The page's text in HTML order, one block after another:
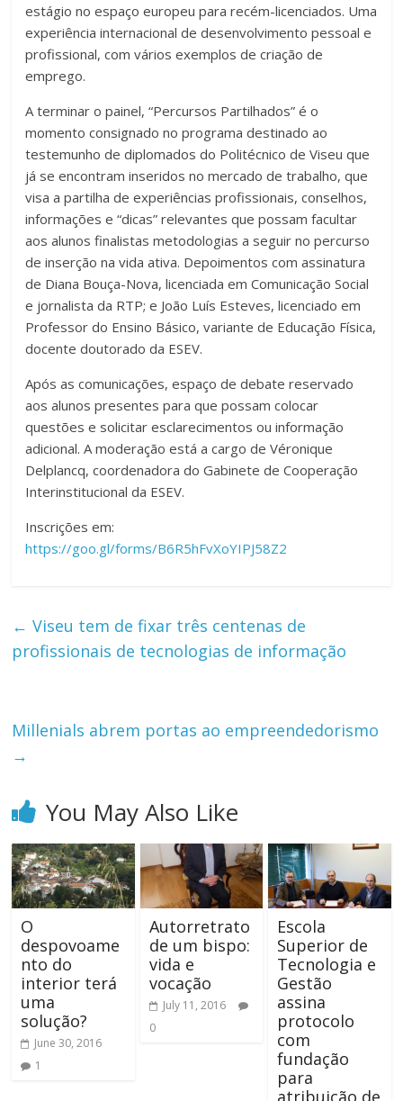
estágio no espaço europeu para recém-licenciados. Uma
experiência internacional de desenvolvimento pessoal e
profissional, com vários exemplos de criação de
emprego.
A terminar o painel, “Percursos Partilhados” é o
momento consignado no programa destinado ao
testemunho de diplomados do Politécnico de Viseu que
já se encontram inseridos no mercado de trabalho, que
visa a partilha de experiências profissionais, conselhos,
informações e “dicas” relevantes que possam facultar
aos alunos finalistas metodologias a seguir no percurso
de inserção na vida ativa. Depoimentos com assinatura
de Diana Bouça-Nova, licenciada em Comunicação Social
e jornalista da RTP; e João Luís Esteves, licenciado em
Professor do Ensino Básico, variante de Educação Física,
docente doutorado da ESEV.
Após as comunicações, espaço de debate reservado
aos alunos presentes para que possam colocar
questões e solicitar esclarecimentos ou informação
adicional. A moderação está a cargo de Véronique
Delplancq, coordenadora do Gabinete de Cooperação
Interinstitucional da ESEV.
Inscrições em:
https://goo.gl/forms/B6R5hFvXoYIPJ58Z2
← Viseu tem de fixar três centenas de
profissionais de tecnologias de informação
Millenials abrem portas ao empreendedorismo
→
You May Also Like
O
despovoame
nto do
interior terá
uma
solução?
June 30, 2016
1
Autorretrato
de um bispo:
vida e
vocação
July 11, 2016
0
Escola
Superior de
Tecnologia e
Gestão
assina
protocolo
com
fundação
para
atribuição de